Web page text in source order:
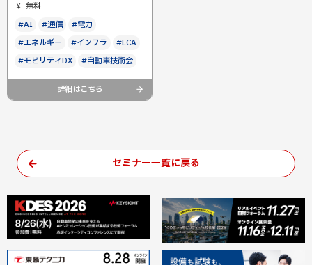
無料
#AI #通信
#電力
#エネルギー
#インフラ
#LCA
#モビリティDX
#自動車技術会
詳細はこちら
セミナー一覧に戻る